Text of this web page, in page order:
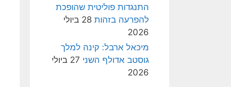
התנגדות פוליטית שהופכת
להפרעה בזהות
28 ביולי
2026
מיכאל ארבל: קינה למלך
גוסטב אדולף השני
27 ביולי
2026